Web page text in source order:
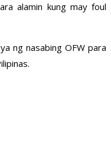
alamin kung may foul
ng nasabing OFW para